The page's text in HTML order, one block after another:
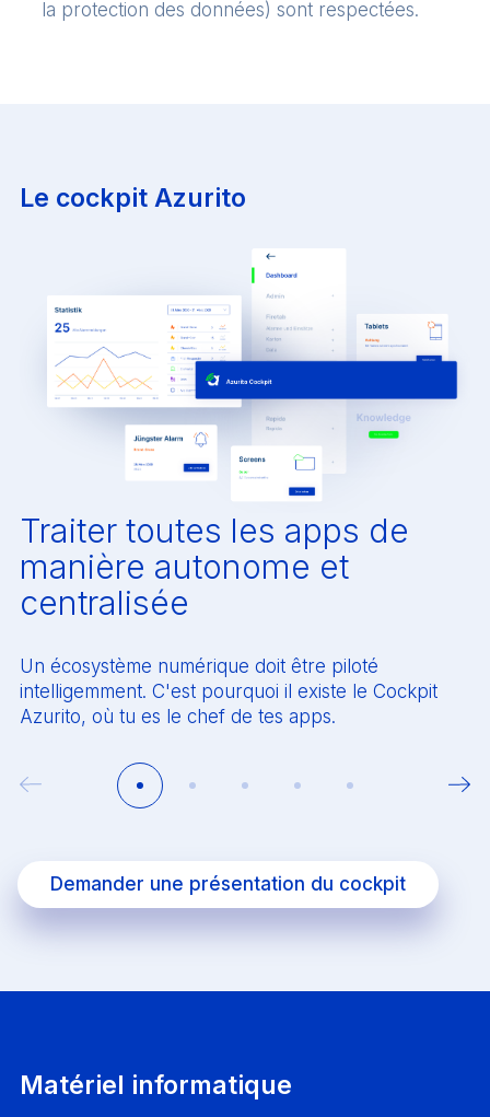
la protection des données) sont respectées.
Le cockpit Azurito
Traiter toutes les apps de
manière autonome et
centralisée
Un écosystème numérique doit être piloté
intelligemment. C'est pourquoi il existe le Cockpit
Azurito, où tu es le chef de tes apps.
Demander une présentation du cockpit
Matériel informatique